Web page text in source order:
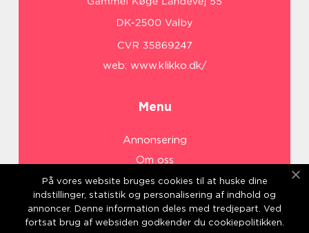
web: www.klikko.dk/
Menu
Annonsering
Om oss
Cookies
Kontakta oss
Sitemap
På vores website bruges cookies til at huske dine
indstillinger, statistik og personalisering af indhold og
annoncer. Denne information deles med tredjepart. Ved
fortsat brug af websiden godkender du cookiepolitikken.